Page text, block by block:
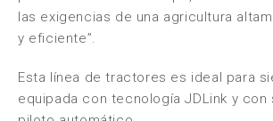
las exigencias de una agricultura
y eficiente”.
Esta línea de tractores es ideal para
equipada con tecnología JDLink y con